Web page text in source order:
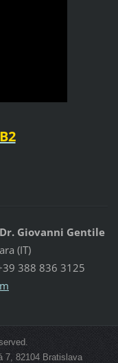
B2
Giovanni Gentile
(IT)
388 836 3125
7, 82104 Bratislava